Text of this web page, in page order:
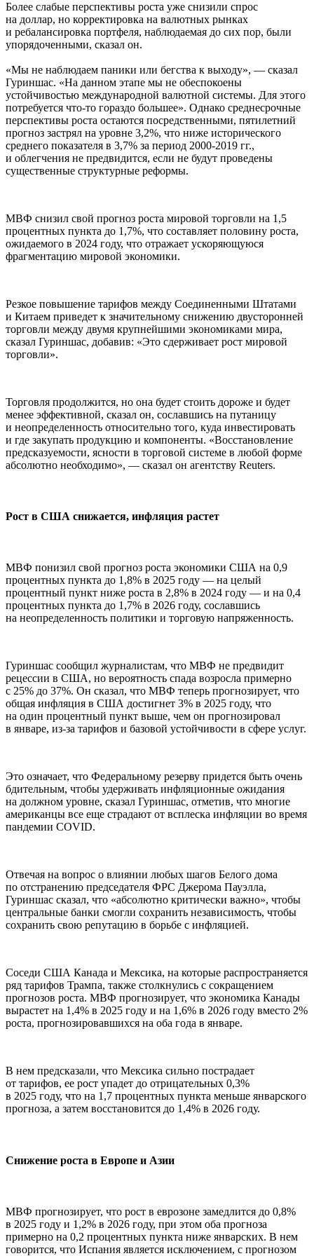
Более слабые перспективы роста уже снизили спрос
на доллар, но корректировка на валютных рынках
и ребалансировка портфеля, наблюдаемая до сих пор, были
упорядоченными, сказал он.
«Мы не наблюдаем паники или бегства к выходу», — сказал
Гуриншас. «На данном этапе мы не обеспокоены
устойчивостью международной валютной системы. Для этого
потребуется что-то гораздо большее». Однако среднесрочные
перспективы роста остаются посредственными, пятилетний
прогноз застрял на уровне 3,2%, что ниже исторического
среднего показателя в 3,7% за период 2000-2019 гг.,
и облегчения не предвидится, если не будут проведены
существенные структурные реформы.
МВФ снизил свой прогноз роста мировой торговли на 1,5
процентных пункта до 1,7%, что составляет половину роста,
ожидаемого в 2024 году, что отражает ускоряющуюся
фрагментацию мировой экономики.
Резкое повышение тарифов между Соединенными Штатами
и Китаем приведет к значительному снижению двусторонней
торговли между двумя крупнейшими экономиками мира,
сказал Гуриншас, добавив: «Это сдерживает рост мировой
торговли».
Торговля продолжится, но она будет стоить дороже и будет
менее эффективной, сказал он, сославшись на путаницу
и неопределенность относительно того, куда инвестировать
и где закупать продукцию и компоненты. «Восстановление
предсказуемости, ясности в торговой системе в любой форме
абсолютно необходимо», — сказал он агентству Reuters.
Рост в США снижается, инфляция растет
МВФ понизил свой прогноз роста экономики США на 0,9
процентных пункта до 1,8% в 2025 году — на целый
процентный пункт ниже роста в 2,8% в 2024 году — и на 0,4
процентных пункта до 1,7% в 2026 году, сославшись
на неопределенность политики и торговую напряженность.
Гуриншас сообщил журналистам, что МВФ не предвидит
рецессии в США, но вероятность спада возросла примерно
с 25% до 37%. Он сказал, что МВФ теперь прогнозирует, что
общая инфляция в США достигнет 3% в 2025 году, что
на один процентный пункт выше, чем он прогнозировал
в январе, из-за тарифов и базовой устойчивости в сфере услуг.
Это означает, что Федеральному резерву придется быть очень
бдительным, чтобы удерживать инфляционные ожидания
на должном уровне, сказал Гуриншас, отметив, что многие
американцы все еще страдают от всплеска инфляции во время
пандемии COVID.
Отвечая на вопрос о влиянии любых шагов Белого дома
по отстранению председателя ФРС Джерома Пауэлла,
Гуриншас сказал, что «абсолютно критически важно», чтобы
центральные банки смогли сохранить независимость, чтобы
сохранить свою репутацию в борьбе с инфляцией.
Соседи США Канада и Мексика, на которые распространяется
ряд тарифов Трампа, также столкнулись с сокращением
прогнозов роста. МВФ прогнозирует, что экономика Канады
вырастет на 1,4% в 2025 году и на 1,6% в 2026 году вместо 2%
роста, прогнозировавшихся на оба года в январе.
В нем предсказали, что Мексика сильно пострадает
от тарифов, ее рост упадет до отрицательных 0,3%
в 2025 году, что на 1,7 процентных пункта меньше январского
прогноза, а затем восстановится до 1,4% в 2026 году.
Снижение роста в Европе и Азии
МВФ прогнозирует, что рост в еврозоне замедлится до 0,8%
в 2025 году и 1,2% в 2026 году, при этом оба прогноза
примерно на 0,2 процентных пункта ниже январских. В нем
говорится, что Испания является исключением, с прогнозом